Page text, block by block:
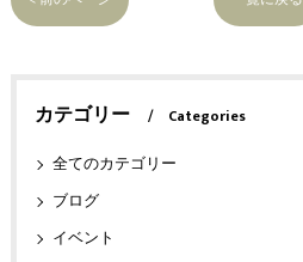
カテゴリー
Categories
全てのカテゴリー
ブログ
イベント